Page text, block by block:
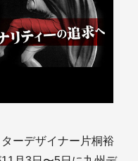
ーデザイナー片桐裕